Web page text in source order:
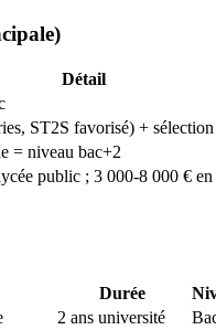
Détail
ST2S favorisé) +
= niveau bac+2
public ; 3 000-8 000 €
Durée
2 ans université